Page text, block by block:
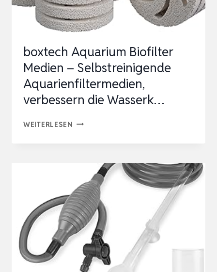
SCHLAMMREDUZIERENDEN
REI…
boxtech Aquarium Biofilter
Medien – Selbstreinigende
Aquarienfiltermedien,
verbessern die Wasserk…
WEITERLESEN BOXTECH
MEDIEN
SELBSTREINIGENDE
AQUARIENFILTERMEDIEN,
VERBESSERN
DIE
WASSERK…